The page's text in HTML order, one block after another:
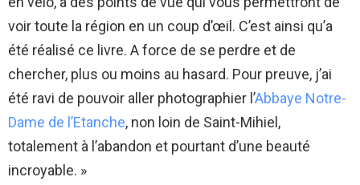
voir toute la région en un coup d’œil. C’est ainsi qu’a
été réalisé ce livre. A force de se perdre et de
chercher, plus ou moins au hasard. Pour preuve, j’ai
été ravi de pouvoir aller photographier l’Abbaye Notre-
Dame de l’Etanche, non loin de Saint-Mihiel,
totalement à l’abandon et pourtant d’une beauté
incroyable. »